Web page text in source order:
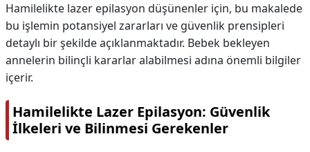
Hamilelikte lazer epilasyon düşünenler için, bu makalede
bu işlemin potansiyel zararları ve güvenlik prensipleri
detaylı bir şekilde açıklanmaktadır. Bebek bekleyen
annelerin bilinçli kararlar alabilmesi adına önemli bilgiler
içerir.
Hamilelikte Lazer Epilasyon: Güvenlik
İlkeleri ve Bilinmesi Gerekenler